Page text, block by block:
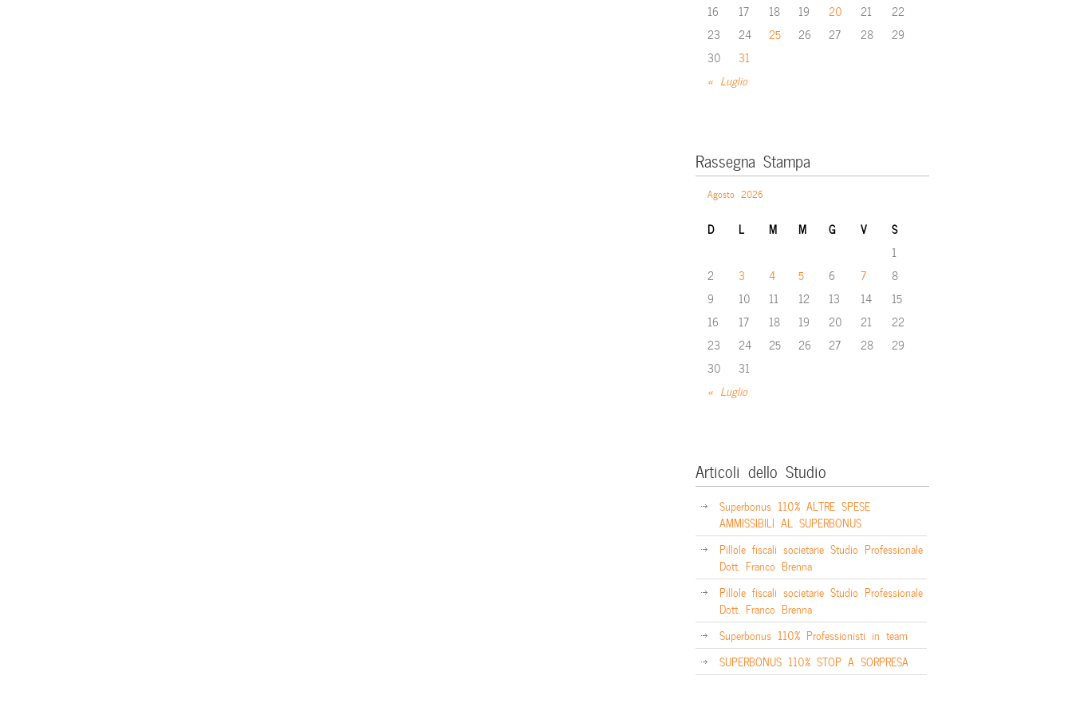
« Luglio
16
17 18 19 20 21
22
23
24 25 26 27 28
29
30
31
Rassegna Stampa
Agosto 2026
D L M M G V S
« Luglio
1
2
3 4 5 6 7
8
9
10 11 12 13 14
15
16
17 18 19 20 21
22
23
24 25 26 27 28
29
30
31
Articoli dello Studio
Superbonus 110% ALTRE SPESE
AMMISSIBILI AL SUPERBONUS
Pillole fiscali societarie Studio Professionale
Dott. Franco Brenna
Pillole fiscali societarie Studio Professionale
Dott. Franco Brenna
Superbonus 110% Professionisti in team
SUPERBONUS 110% STOP A SORPRESA